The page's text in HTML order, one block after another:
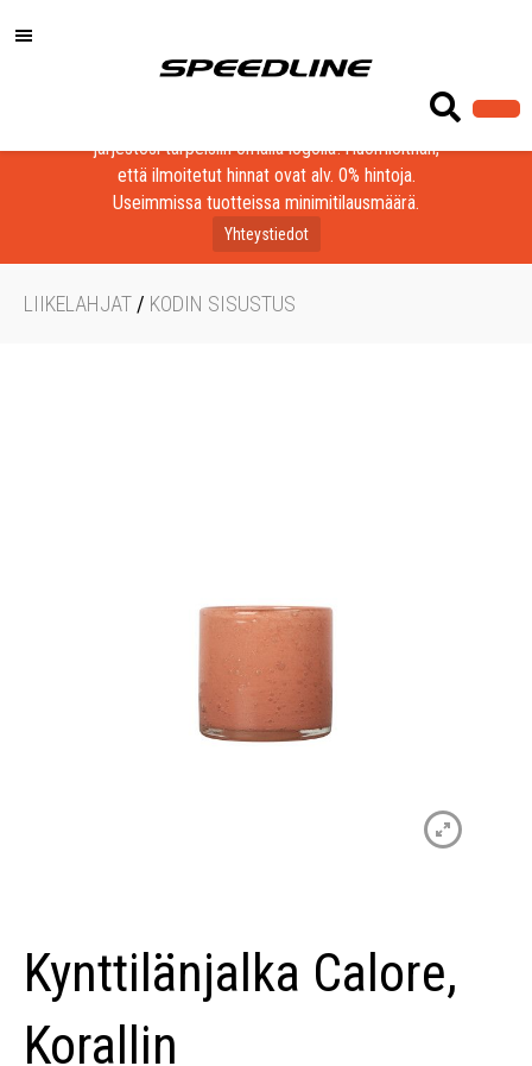
Löydä laadukkaat tuotteet yrityksesi, seurasi tai
järjestösi tarpeisiin omalla logolla! Huomioithan,
että ilmoitetut hinnat ovat alv. 0% hintoja.
Useimmissa tuotteissa minimitilausmäärä.
Yhteystiedot
LIIKELAHJAT / KODIN SISUSTUS
Kynttilänjalka Calore,
Korallin